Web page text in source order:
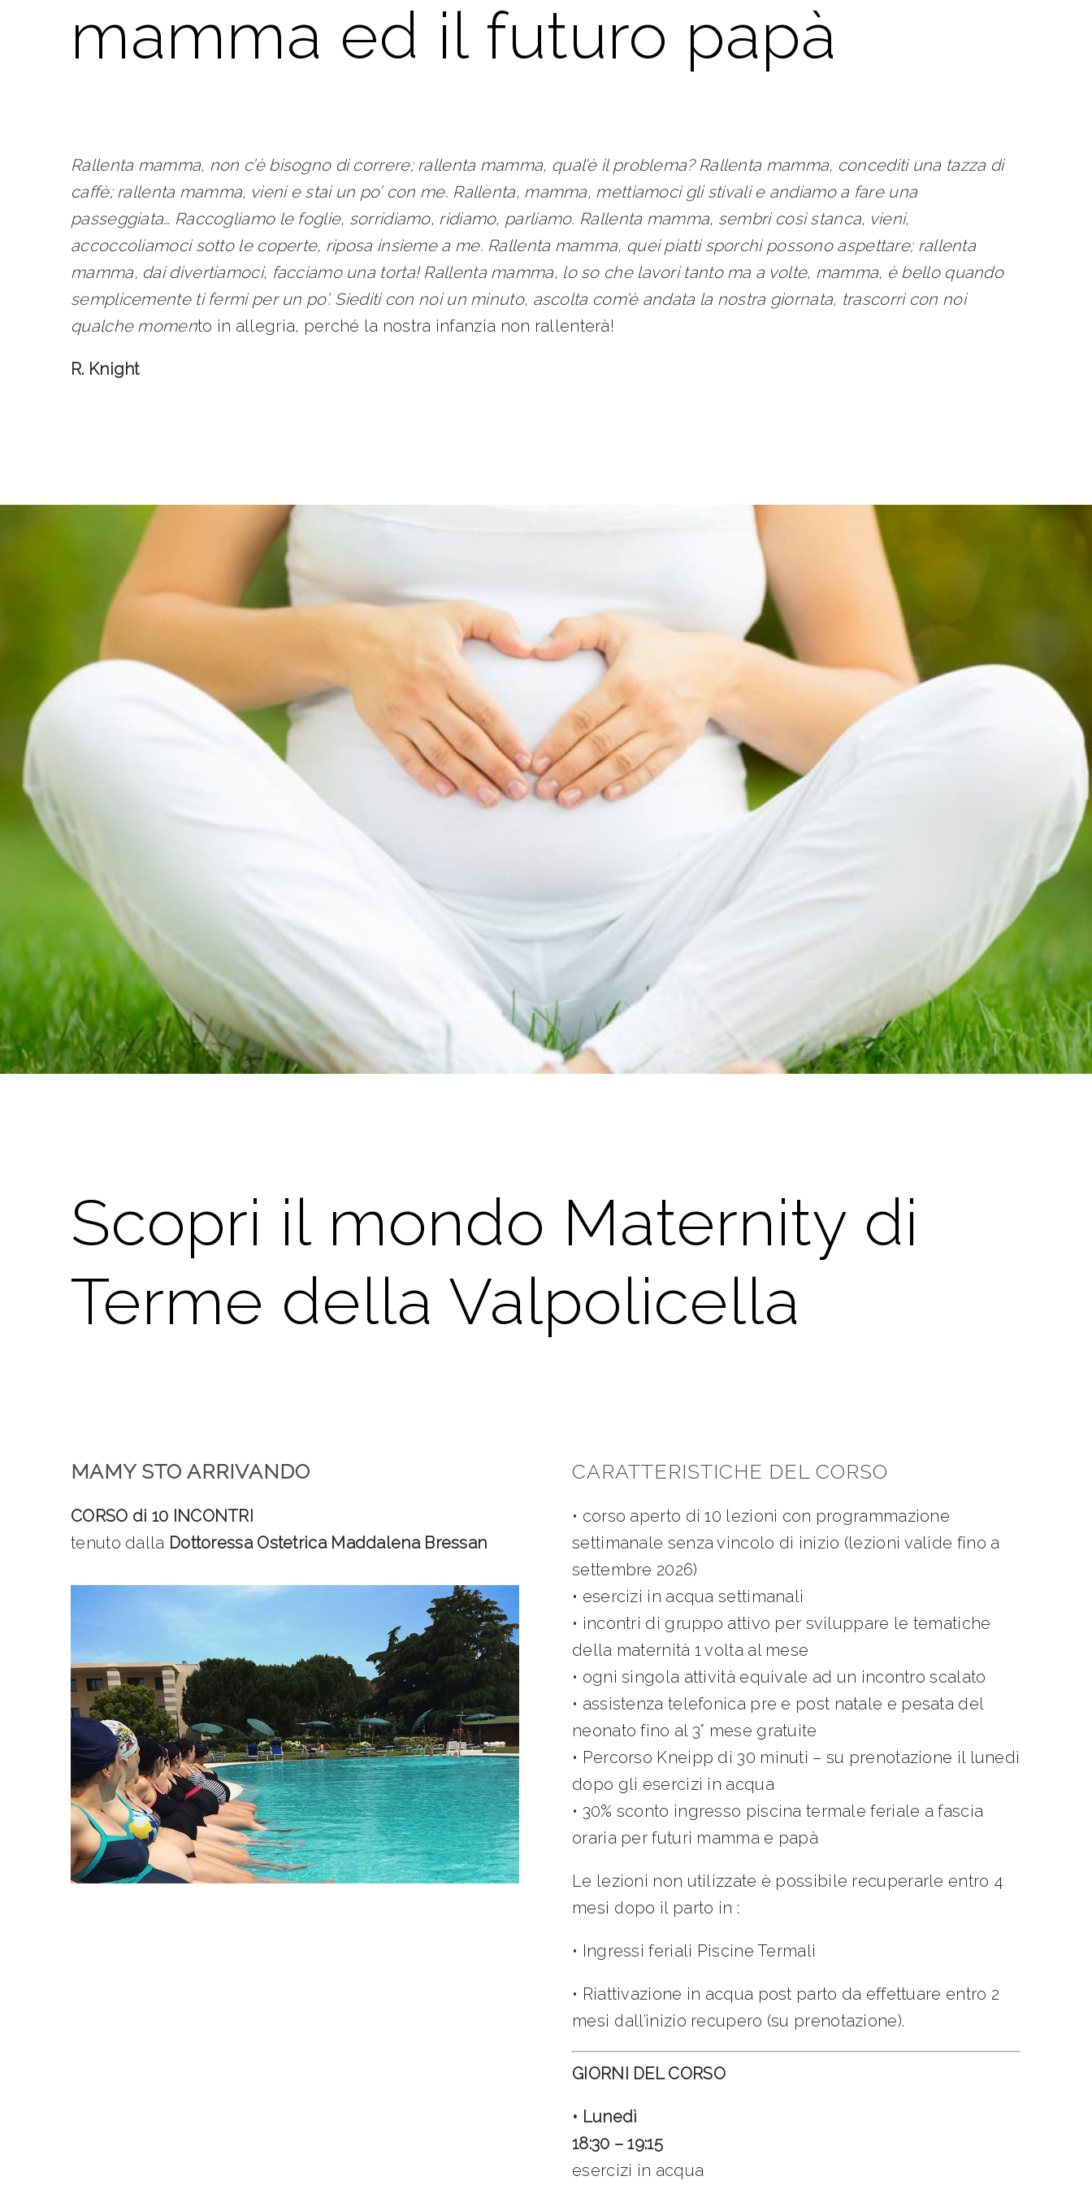
mamma ed il futuro papà
Rallenta mamma, non c’è bisogno di correre; rallenta mamma, qual’è il problema? Rallenta mamma, concediti una tazza di
caffè; rallenta mamma, vieni e stai un po’ con me. Rallenta, mamma, mettiamoci gli stivali e andiamo a fare una
passeggiata… Raccogliamo le foglie, sorridiamo, ridiamo, parliamo. Rallenta mamma, sembri così stanca, vieni,
accoccoliamoci sotto le coperte, riposa insieme a me. Rallenta mamma, quei piatti sporchi possono aspettare; rallenta
mamma, dai divertiamoci, facciamo una torta! Rallenta mamma, lo so che lavori tanto ma a volte, mamma, è bello quando
semplicemente ti fermi per un po’. Siediti con noi un minuto, ascolta com’è andata la nostra giornata, trascorri con noi
qualche momento in allegria, perché la nostra infanzia non rallenterà!
R. Knight
Scopri il mondo Maternity di
Terme della Valpolicella
MAMY STO ARRIVANDO
CORSO di 10 INCONTRI
tenuto dalla Dottoressa Ostetrica Maddalena Bressan
CARATTERISTICHE DEL CORSO
• corso aperto di 10 lezioni con programmazione
settimanale senza vincolo di inizio (lezioni valide fino a
settembre 2026)
• esercizi in acqua settimanali
• incontri di gruppo attivo per sviluppare le tematiche
della maternità 1 volta al mese
• ogni singola attività equivale ad un incontro scalato
• assistenza telefonica pre e post natale e pesata del
neonato fino al 3° mese gratuite
• Percorso Kneipp di 30 minuti – su prenotazione il lunedì
dopo gli esercizi in acqua
• 30% sconto ingresso piscina termale feriale a fascia
oraria per futuri mamma e papà
L e lezioni non utilizzate è possibile recuperarle entro 4
mesi dopo il parto in :
• Ingressi feriali Piscine Termali
• Riattivazione in acqua post parto da effettuare entro 2
mesi dall’inizio recupero (su prenotazione).
GIORNI DEL CORSO
• Lunedì
18:30 – 19:15
esercizi in acqua